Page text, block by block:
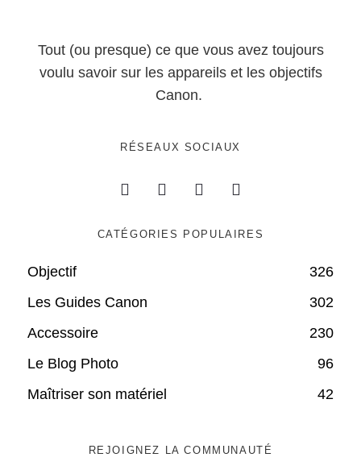
Tout (ou presque) ce que vous avez toujours
voulu savoir sur les appareils et les objectifs
Canon.
RÉSEAUX SOCIAUX
CATÉGORIES POPULAIRES
Objectif
326
Les Guides Canon
302
Accessoire
230
Le Blog Photo
96
Maîtriser son matériel
42
REJOIGNEZ LA COMMUNAUTÉ